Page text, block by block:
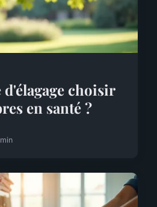
choisir
en santé ?